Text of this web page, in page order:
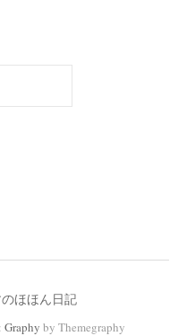
ほほん日記
Graphy by Themegraphy